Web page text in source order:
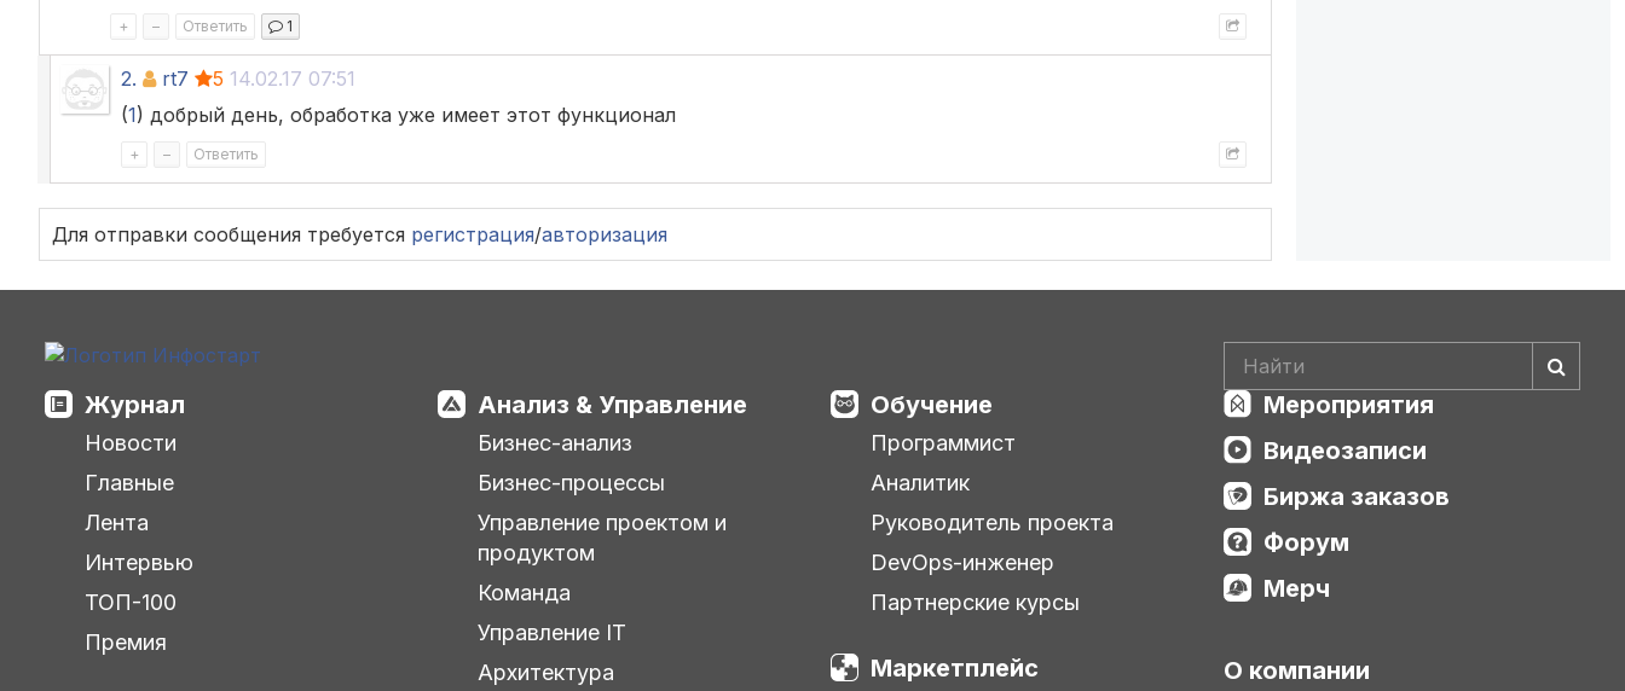
+ – Ответить 1
2. rt7 5 14.02.17 07:51
(1) добрый день, обработка уже имеет этот функционал
+ – Ответить
Для отправки сообщения требуется регистрация/авторизация
Журнал
Новости
Главные
Лента
Интервью
ТОП-100
Премия
Анализ & Управление
Бизнес-анализ
Бизнес-процессы
Управление проектом и
продуктом
Команда
Управление IT
Архитектура
Обучение
Программист
Аналитик
Руководитель проекта
DevOps-инженер
Партнерские курсы
Маркетплейс
Мероприятия
Видеозаписи
Биржа заказов
Форум
Мерч
О компании